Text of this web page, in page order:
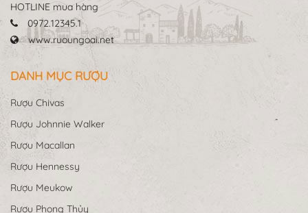
HOTLINE mua hàng
0972.12345.1
www.ruoungoai.net
DANH MỤC RƯỢU
Rượu Chivas
Rượu Johnnie Walker
Rượu Macallan
Rượu Hennessy
Rượu Meukow
Rượu Phong Thủy